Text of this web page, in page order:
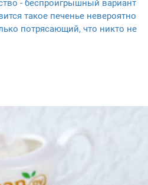
- беспроигрышный вариант
такое печенье невероятно
потрясающий, что никто не